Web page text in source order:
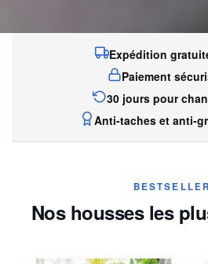
Expédition
Paiement
30 jours pour
Anti-taches et anti-
Nos housses les